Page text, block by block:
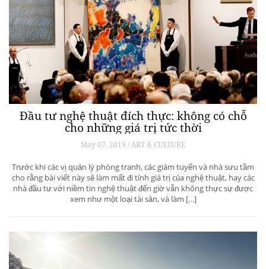
Đầu tư nghệ thuật đích thực: không có chỗ
cho những giá trị tức thời
May 07, 2019 / ART & CULTURE
Trước khi các vị quản lý phòng tranh, các giám tuyển và nhà sưu tầm
cho rằng bài viết này sẽ làm mất đi tính giá trị của nghệ thuật, hay các
nhà đầu tư với niềm tin nghệ thuật đến giờ vẫn không thực sự được
xem như một loại tài sản, và làm […]